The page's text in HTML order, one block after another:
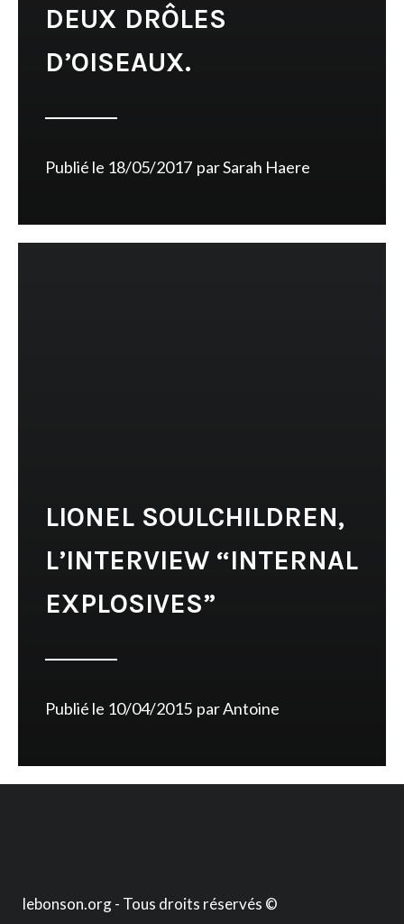
DEUX DRÔLES
D’OISEAUX.
Publié le 18/05/2017 parSarah Haere
LIONEL SOULCHILDREN,
L’INTERVIEW “INTERNAL
EXPLOSIVES”
Publié le 10/04/2015 parAntoine
lebonson.org - Tous droits réservés ©